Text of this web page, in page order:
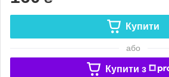
Купити
або
Купити з